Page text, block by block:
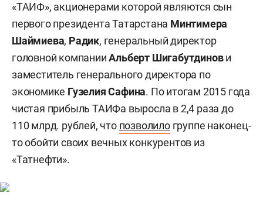
«ТАИФ», акционерами которой являются сын
первого президента Татарстана Минтимера
Шаймиева, Радик, генеральный директор
головной компанииАльберт Шигабутдинови
заместитель генерального директора по
экономике Гузелия Сафина. По итогам 2015 года
чистая прибыль ТАИФа выросла в 2,4 раза до
110 млрд. рублей, что позволилогруппе наконец-
то обойти своих вечных конкурентов из
«Татнефти».